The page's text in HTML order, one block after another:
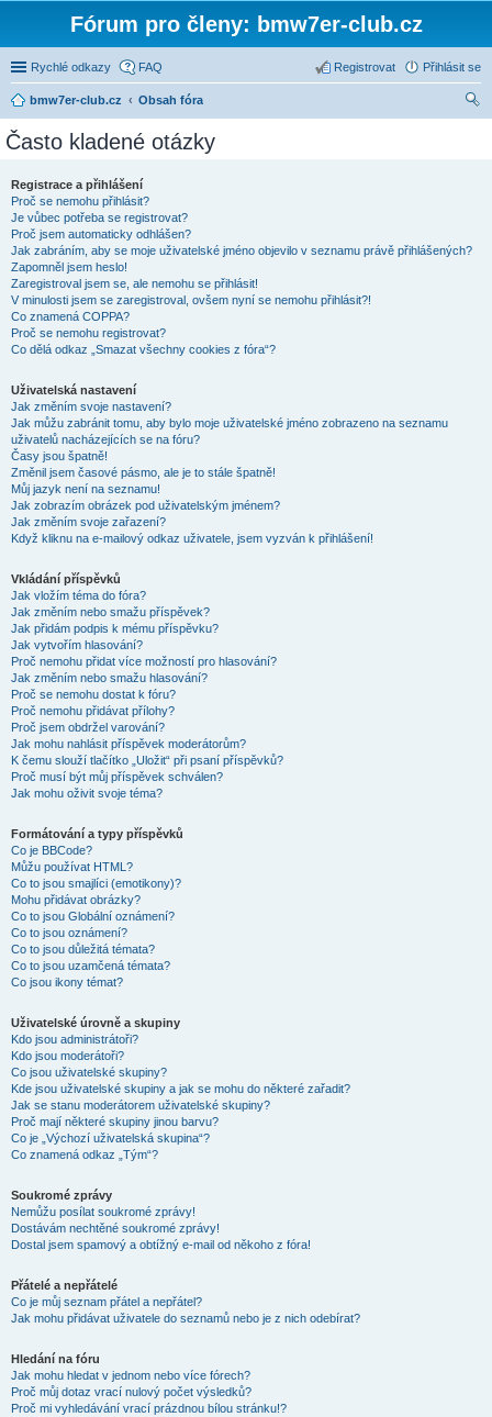
Fórum pro členy: bmw7er-club.cz
Rychlé odkazy FAQ Přihlásit se
Registrovat
bmw7er-club.cz
Obsah fóra
Často kladené otázky
Registrace a přihlášení
Proč se nemohu přihlásit?
Je vůbec potřeba se registrovat?
Proč jsem automaticky odhlášen?
Jak zabráním, aby se moje uživatelské jméno objevilo v seznamu právě přihlášených?
Zapomněl jsem heslo!
Zaregistroval jsem se, ale nemohu se přihlásit!
V minulosti jsem se zaregistroval, ovšem nyní se nemohu přihlásit?!
Co znamená COPPA?
Proč se nemohu registrovat?
Co dělá odkaz „Smazat všechny cookies z fóra“?
Uživatelská nastavení
Jak změním svoje nastavení?
Jak můžu zabránit tomu, aby bylo moje uživatelské jméno zobrazeno na seznamu
uživatelů nacházejících se na fóru?
Časy jsou špatně!
Změnil jsem časové pásmo, ale je to stále špatně!
Můj jazyk není na seznamu!
Jak zobrazím obrázek pod uživatelským jménem?
Jak změním svoje zařazení?
Když kliknu na e-mailový odkaz uživatele, jsem vyzván k přihlášení!
Vkládání příspěvků
Jak vložím téma do fóra?
Jak změním nebo smažu příspěvek?
Jak přidám podpis k mému příspěvku?
Jak vytvořím hlasování?
Proč nemohu přidat více možností pro hlasování?
Jak změním nebo smažu hlasování?
Proč se nemohu dostat k fóru?
Proč nemohu přidávat přílohy?
Proč jsem obdržel varování?
Jak mohu nahlásit příspěvek moderátorům?
K čemu slouží tlačítko „Uložit“ při psaní příspěvků?
Proč musí být můj příspěvek schválen?
Jak mohu oživit svoje téma?
Formátování a typy příspěvků
Co je BBCode?
Můžu používat HTML?
Co to jsou smajlíci (emotikony)?
Mohu přidávat obrázky?
Co to jsou Globální oznámení?
Co to jsou oznámení?
Co to jsou důležitá témata?
Co to jsou uzamčená témata?
Co jsou ikony témat?
Uživatelské úrovně a skupiny
Kdo jsou administrátoři?
Kdo jsou moderátoři?
Co jsou uživatelské skupiny?
Kde jsou uživatelské skupiny a jak se mohu do některé zařadit?
Jak se stanu moderátorem uživatelské skupiny?
Proč mají některé skupiny jinou barvu?
Co je „Výchozí uživatelská skupina“?
Co znamená odkaz „Tým“?
Soukromé zprávy
Nemůžu posílat soukromé zprávy!
Dostávám nechtěné soukromé zprávy!
Dostal jsem spamový a obtížný e-mail od někoho z fóra!
Přátelé a nepřátelé
Co je můj seznam přátel a nepřátel?
Jak mohu přidávat uživatele do seznamů nebo je z nich odebírat?
Hledání na fóru
Jak mohu hledat v jednom nebo více fórech?
Proč můj dotaz vrací nulový počet výsledků?
Proč mi vyhledávání vrací prázdnou bílou stránku!?